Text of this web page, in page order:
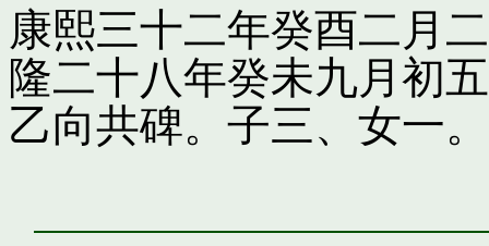
康熙三十二年癸酉二月
隆二十八年癸未九月初
乙向共碑。子三、女一。